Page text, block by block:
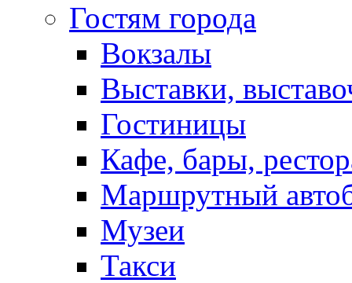
Гостям города
Вокзалы
Выставки,
Гостиницы
Кафе, бары,
Маршрутный
Музеи
Такси